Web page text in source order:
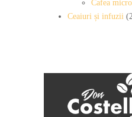
Cafea
Ceaiuri și infuzii